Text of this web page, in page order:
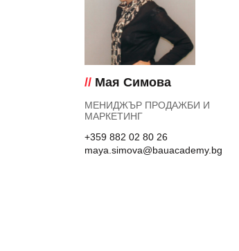
// Мая Симова
МЕНИДЖЪР ПРОДАЖБИ И
МАРКЕТИНГ
+359 882 02 80 26
maya.simova@bauacademy.bg